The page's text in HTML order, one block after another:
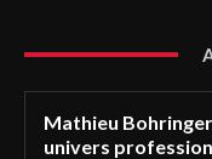
Mathieu
univers